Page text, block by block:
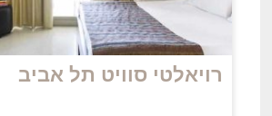
רויאלטי סוויט תל אביב